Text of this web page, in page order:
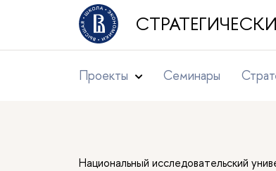
Проекты Семинары
Национальный исследовательский